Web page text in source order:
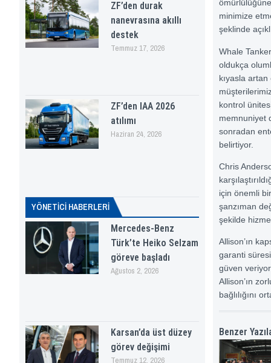
ZF’den durak
nanevrasına akıllı
destek
Temmuz 17, 2026
ZF’den IAA 2026
atılımı
Haziran 24, 2026
YÖNETICI HABERLERI
Mercedes-Benz
Türk’te Heiko Selzam
göreve başladı
Ağustos 2, 2026
Karsan’da üst düzey
görev değişimi
Temmuz 12, 2026
minimize
şeklinde
Whale
oldukça
kıyasla
kontrol
memnuniyet
sonradan
belirtiyor.
Chris
için önemli
şanzıman
şekilde
Allison’ın
garanti
güven
Allison’ın
bağlılığını
Benzer